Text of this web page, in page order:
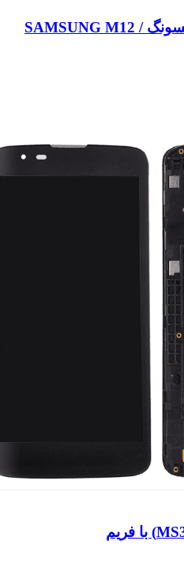
تاچ ال سی دی گوشی سامسونگ SAMSUNG M12 /